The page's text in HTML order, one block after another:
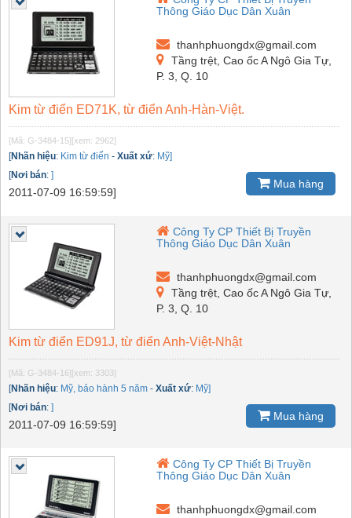
Thông Giáo Dục Dân Xuân
thanhphuongdx@gmail.com
Tầng trệt, Cao ốc A Ngô Gia Tự,
P. 3, Q. 10
Kim từ điển ED71K, từ điển Anh-Hàn-Việt.
[Mã: G-3484-15] [xem: 2962]
[Nhãn hiệu: Kim từ điển - Xuất xứ: Mỹ]
[Nơi bán: ]
2011-07-09 16:59:59]
Mua hàng
Công Ty CP Thiết Bị Truyền
Thông Giáo Dục Dân Xuân
thanhphuongdx@gmail.com
Tầng trệt, Cao ốc A Ngô Gia Tự,
P. 3, Q. 10
Kim từ điển ED91J, từ điển Anh-Việt-Nhật
[Mã: G-3484-16] [xem: 3303]
[Nhãn hiệu: Mỹ, bảo hành 5 năm - Xuất xứ: Mỹ]
[Nơi bán: ]
2011-07-09 16:59:59]
Mua hàng
Công Ty CP Thiết Bị Truyền
Thông Giáo Dục Dân Xuân
thanhphuongdx@gmail.com